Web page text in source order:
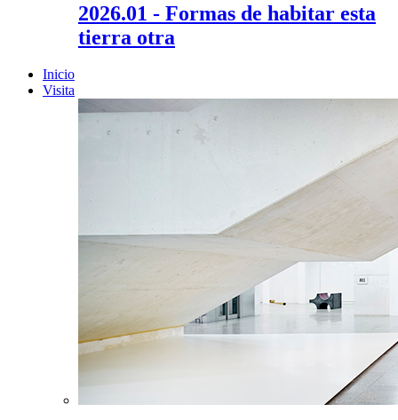
2026.01 - Formas de habitar esta
tierra otra
Inicio
Visita